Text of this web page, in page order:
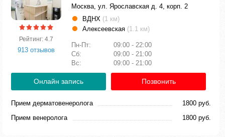
Рейтинг: 4.7
913 отзывов
Москва, ул. Ярославская д. 4, корп. 2
ВДНХ (1 км)
Алексеевская (1.1 км)
Пн-Пт:
09:00 - 22:00
Сб:
09:00 - 21:00
Вс:
09:00 - 21:00
Онлайн запись Позвонить
Прием дерматовенеролога
1800 руб.
Прием венеролога
1800 руб.